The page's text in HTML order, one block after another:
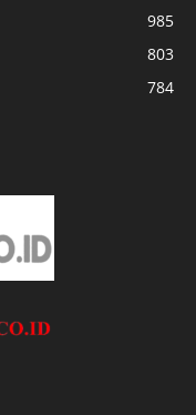
985
803
784